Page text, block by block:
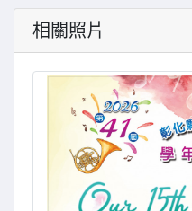
相關照片